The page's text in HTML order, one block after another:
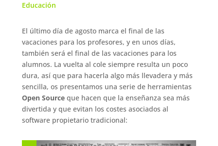
Educación
El último día de agosto marca el final de las
vacaciones para los profesores, y en unos días,
también será el final de las vacaciones para los
alumnos. La vuelta al cole siempre resulta un poco
dura, así que para hacerla algo más llevadera y más
sencilla, os presentamos una serie de herramientas
Open Sourceque hacen que la enseñanza sea más
divertida y que evitan los costes asociados al
software propietario tradicional: